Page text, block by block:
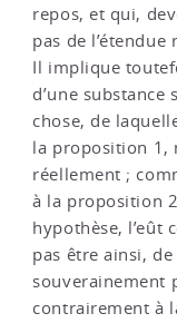
repos, et qui,
pas de
Il implique
d’une
chose, de
la proposition 1,
réellement ;
à la proposition
hypothèse, l’eût
pas être ainsi,
souverainement
contrairement à